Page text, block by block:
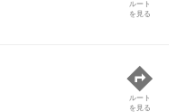
ルート
を見る
ルート
を見る